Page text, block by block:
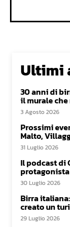
Ultimi
30 anni di
il murale
3 Agosto 2026
Prossimi
Malto,
31 Luglio 2026
Il podcast di
30 Luglio 2026
Birra
creato un
29 Luglio 2026